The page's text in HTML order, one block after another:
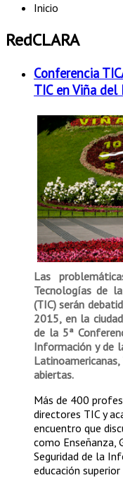
Inicio
RedCLARA
Conferencia
TIC en Viña del
Las
Tecnologías de
(TIC) serán
2015, en la
de la 5ª
Información y de
abiertas.
Más de 400
directores TIC y
encuentro que
como Enseñanza,
Seguridad de la
educación